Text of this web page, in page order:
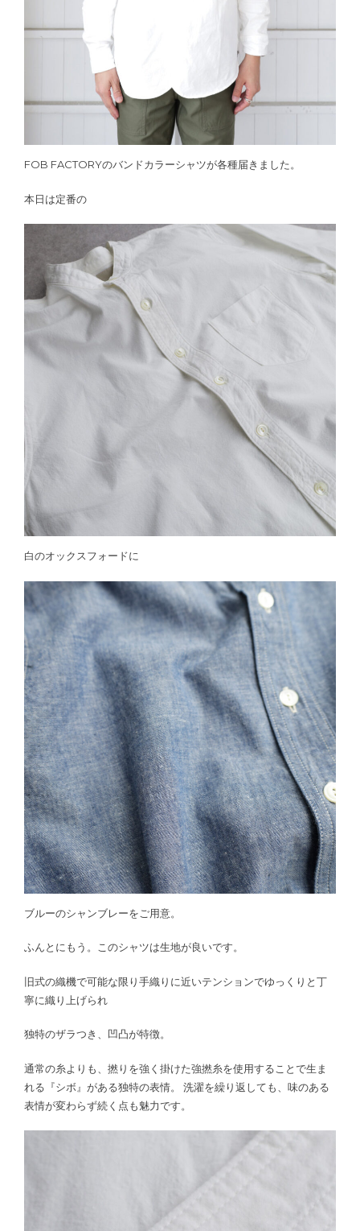
FOB FACTORYのバンドカラーシャツが各種届きました。
本日は定番の
白のオックスフォードに
ブルーのシャンブレーをご用意。
ふんとにもう。このシャツは生地が良いです。
旧式の織機で可能な限り手織りに近いテンションでゆっくりと丁
寧に織り上げられ
独特のザラつき、凹凸が特徴。
通常の糸よりも、撚りを強く掛けた強撚糸を使用することで生ま
れる『シボ』がある独特の表情。 洗濯を繰り返しても、味のある
表情が変わらず続く点も魅力です。